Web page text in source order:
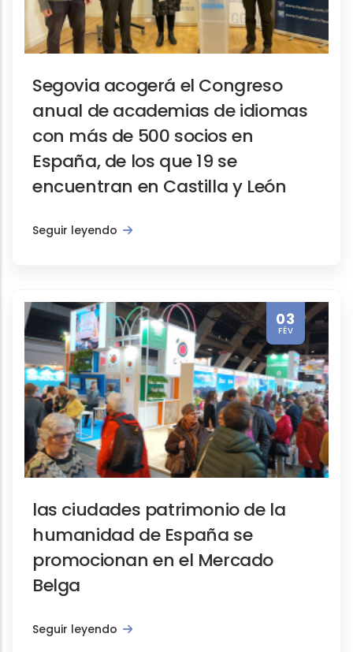
Segovia acogerá el Congreso
anual de academias de idiomas
con más de 500 socios en
España, de los que 19 se
encuentran en Castilla y León
Seguir leyendo
03
FÉV
las ciudades patrimonio de la
humanidad de España se
promocionan en el Mercado
Belga
Seguir leyendo